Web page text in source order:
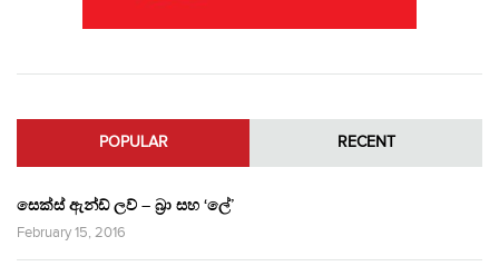
POPULAR RECENT
සෙක්ස් ඇන්ඩ් ලව් – බ්‍රා සහ ‘ලේ’
February 15, 2016